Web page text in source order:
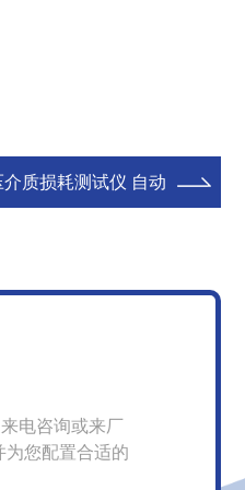
介质损耗测试仪 自动
电咨询或来厂
为您配置合适的